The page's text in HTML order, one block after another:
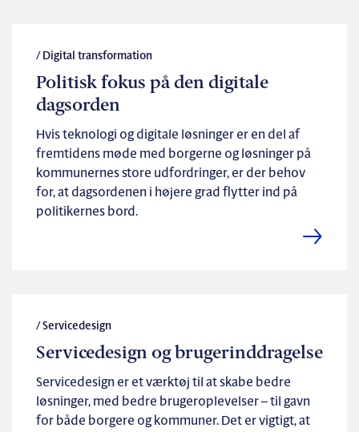
/ Digital transformation
Politisk fokus på den digitale
dagsorden
Hvis teknologi og digitale løsninger er en del af
fremtidens møde med borgerne og løsninger på
kommunernes store udfordringer, er der behov
for, at dagsordenen i højere grad flytter ind på
politikernes bord.
/ Servicedesign
Servicedesign og brugerinddragelse
Servicedesign er et værktøj til at skabe bedre
løsninger, med bedre brugeroplevelser – til gavn
for både borgere og kommuner. Det er vigtigt, at